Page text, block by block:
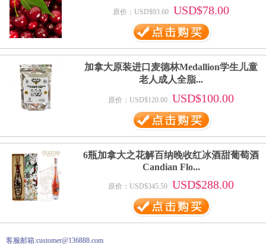
原价：USD$93.60 USD$78.00
加拿大原装进口麦德林Medallion学生儿童
老人成人全脂...
原价：USD$120.00 USD$100.00
6瓶加拿大之花解百纳晚收红冰酒甜葡萄酒
Candian Flo...
原价：USD$345.59 USD$288.00
客服邮箱:customer@136888.com